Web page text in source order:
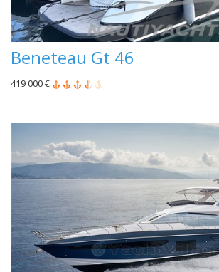
Beneteau Gt 46
419 000 €